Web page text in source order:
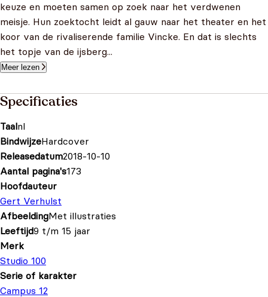
keuze en moeten samen op zoek naar het verdwenen
meisje. Hun zoektocht leidt al gauw naar het theater en het
koor van de rivaliserende familie Vincke. En dat is slechts
het topje van de ijsberg...
Meer lezen
Specificaties
Taalnl
BindwijzeHardcover
Releasedatum2018-10-10
Aantal pagina's173
Hoofdauteur
Gert Verhulst
AfbeeldingMet illustraties
Leeftijd9 t/m 15 jaar
Merk
Studio 100
Serie of karakter
Campus 12